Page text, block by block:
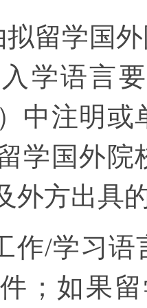
拟留学国
学语言
中注明
学国外院
外方出具
作/学习
；如果